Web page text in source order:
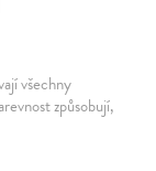
všechny
způsobují,